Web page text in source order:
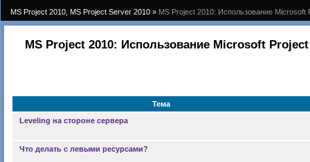
MS Project 2010, MS Project Server 2010 » MS Project 2010: Использование Microsoft
MS Project 2010: Использование Microsoft
Тема
Leveling на стороне сервера
Что делать с левыми ресурсами?